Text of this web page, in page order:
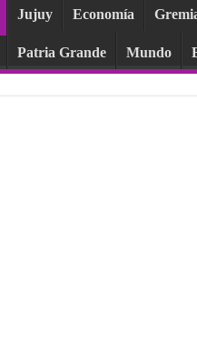
Jujuy Economía
Patria Grande Mundo